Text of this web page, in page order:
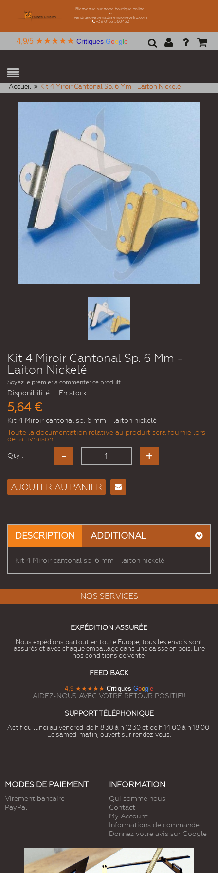
Bienvenue sur notre boutique online!
vendite@vetreriadimensionevetro.com
+39 0163 560432
4,9/5 ★★★★★ Critiques Google
Accueil Kit 4 Miroir Cantonal Sp. 6 Mm - Laiton Nickelé
Kit 4 Miroir Cantonal Sp. 6 Mm -
Laiton Nickelé
Soyez le premier à commenter ce produit
Disponibilité : En stock
5,64 €
Kit 4 Miroir cantonal sp. 6 mm - laiton nickelé
Toute la documentation relative au produit sera fournie lors
de la livraison
Qty :
AJOUTER AU PANIER
DESCRIPTION ADDITIONAL
Kit 4 Miroir cantonal sp. 6 mm - laiton nickelé
NOS SERVICES
EXPÉDITION ASSURÉE
Nous expédions partout en toute Europe, tous les envois sont
assurés et avec chaque emballage dans une caisse en bois. Lire
nos conditions de vente.
FEED BACK
4,9 ★★★★★ Critiques Goog e
AIDEZ-NOUS AVEC VOTRE RETOUR POSITIF!!
SUPPORT TÉLÉPHONIQUE
Actif du lundi au vendredi de h 8.30 à h 12.30 et de h 14.00 à h 18.00.
Le samedi matin, ouvert sur rendez-vous.
MODES DE PAIEMENT
Virement bancaire
PayPal
INFORMATION
Qui somme nous
Contact
My Account
Informations de commande
Donnez votre avis sur Google